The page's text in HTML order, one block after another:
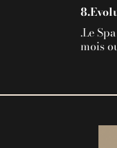
.Le
mois